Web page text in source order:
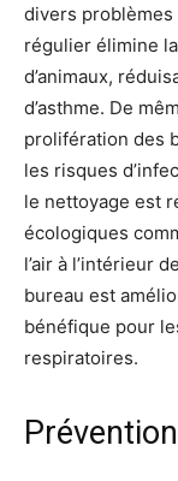
divers problèmes
régulier élimine
d’animaux,
d’asthme. De
prolifération des
les risques
le nettoyage est
écologiques
l’air à l’intérieur
bureau est
bénéfique pour
respiratoires.